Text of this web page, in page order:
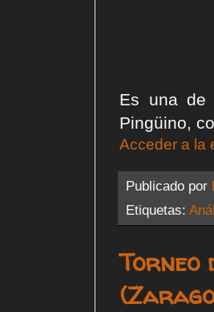
Es una de
Pingüino,
Acceder a la
Publicado por
Etiquetas:
Torneo